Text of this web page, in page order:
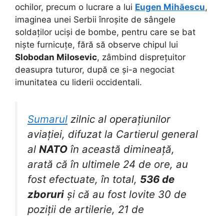
ochilor, precum o lucrare a lui Eugen Mihăescu,
imaginea unei Serbii înroșite de sângele
soldaților uciși de bombe, pentru care se bat
niște furnicuțe, fără să observe chipul lui
Slobodan Milosevic, zâmbind disprețuitor
deasupra tuturor, după ce și-a negociat
imunitatea cu liderii occidentali.
Sumarul zilnic al operațiunilor
aviației, difuzat la Cartierul general
al NATO în această dimineață,
arată că în ultimele 24 de ore, au
fost efectuate, în total, 536 de
zboruri și că au fost lovite 30 de
poziții de artilerie, 21 de